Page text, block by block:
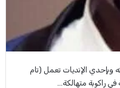
الإنديات تعمل (تام
راكوبة متهالكة…